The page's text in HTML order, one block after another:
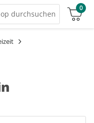
durchsuchen
0